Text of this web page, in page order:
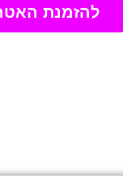
להזמנת